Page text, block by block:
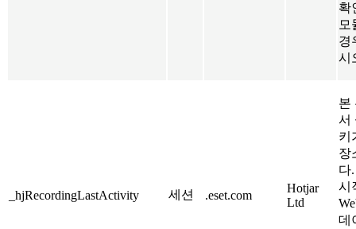
확
모
경
시
_hjRecordingLastActivity 세션 .eset.com
Hotjar
Ltd
본
서
키
장
다
시
데